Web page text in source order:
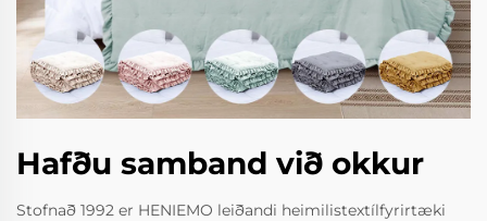
Hafðu samband við okkur
Stofnað 1992 er HENIEMO leiðandi heimilistextílfyrirtæki